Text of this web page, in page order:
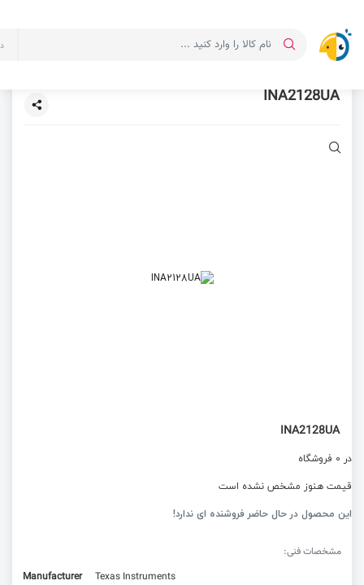
INA2128UA
INA2128UA
در 0 فروشگاه
قیمت هنوز مشخص نشده است
این محصول در حال حاضر فروشنده ای ندارد!
مشخصات فنی:
Manufacturer
Texas Instruments